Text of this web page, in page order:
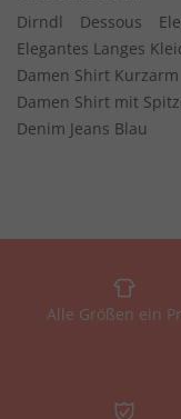
Dirndl Dessous
Elegantes Langes
Damen Shirt Kurzarm
Damen Shirt mit
Denim Jeans Blau
Alle Größen ein